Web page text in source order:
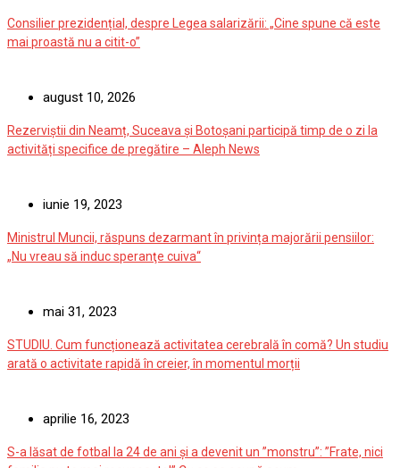
Consilier prezidențial, despre Legea salarizării: „Cine spune că este
mai proastă nu a citit-o”
august 10, 2026
Rezerviștii din Neamț, Suceava și Botoșani participă timp de o zi la
activități specifice de pregătire – Aleph News
iunie 19, 2023
Ministrul Muncii, răspuns dezarmant în privința majorării pensiilor:
„Nu vreau să induc speranţe cuiva“
mai 31, 2023
STUDIU. Cum funcționează activitatea cerebrală în comă? Un studiu
arată o activitate rapidă în creier, în momentul morții
aprilie 16, 2023
S-a lăsat de fotbal la 24 de ani și a devenit un ”monstru”: ”Frate, nici